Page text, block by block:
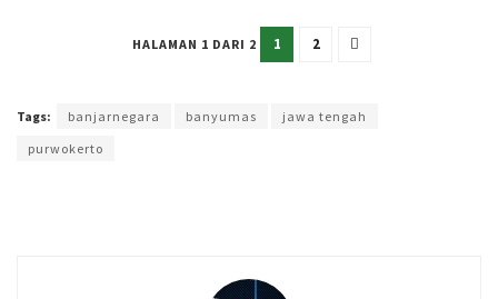
HALAMAN 1 DARI 2 1 2
Tags: banjarnegara banyumas
jawa tengah
purwokerto